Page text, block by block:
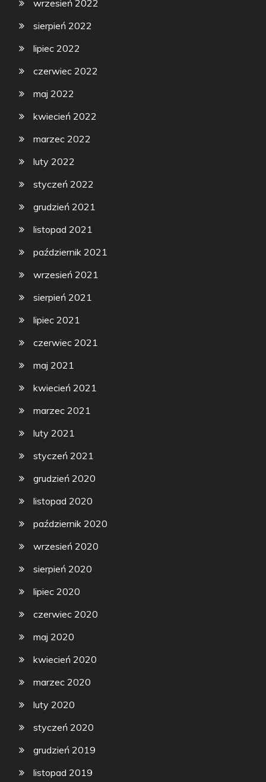
wrzesień 2022
sierpień 2022
lipiec 2022
czerwiec 2022
maj 2022
kwiecień 2022
marzec 2022
luty 2022
styczeń 2022
grudzień 2021
listopad 2021
październik 2021
wrzesień 2021
sierpień 2021
lipiec 2021
czerwiec 2021
maj 2021
kwiecień 2021
marzec 2021
luty 2021
styczeń 2021
grudzień 2020
listopad 2020
październik 2020
wrzesień 2020
sierpień 2020
lipiec 2020
czerwiec 2020
maj 2020
kwiecień 2020
marzec 2020
luty 2020
styczeń 2020
grudzień 2019
listopad 2019